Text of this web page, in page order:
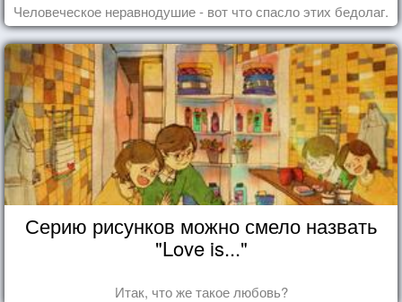
Человеческое неравнодушие - вот что спасло этих бедолаг.
Серию рисунков можно смело назвать
"Love is..."
Итак, что же такое любовь?